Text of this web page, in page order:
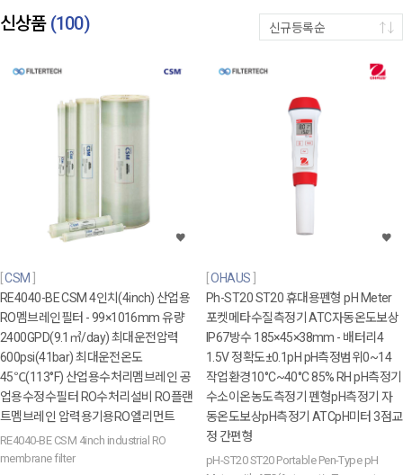
신상품 (100) 신규등록순
CSM
RE4040-BE CSM 4인치(4inch) 산업용
RO멤브레인필터 - 99×1016mm 유량
2400GPD(9.1㎥/day) 최대운전압력
600psi(41bar) 최대운전온도
45℃(113°F) 산업용수처리멤브레인 공
업용수정수필터 RO수처리설비 RO플랜
트멤브레인 압력용기용RO엘리먼트
RE4040-BE CSM 4inch industrial RO
membrane filter
OHAUS
Ph-ST20 ST20 휴대용펜형 pH Meter
포켓메타수질측정기 ATC자동온도보상
IP67방수 185×45×38mm - 배터리4
1.5V 정확도±0.1pH pH측정범위0~14
작업환경10°C~40°C 85% RH pH측정기
수소이온농도측정기 펜형pH측정기 자
동온도보상pH측정기 ATCpH미터 3점교
정 간편형
pH-ST20 ST20 Portable Pen-Type pH